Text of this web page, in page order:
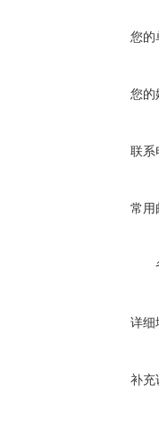
您的
您的
联系
常用
详细
补充